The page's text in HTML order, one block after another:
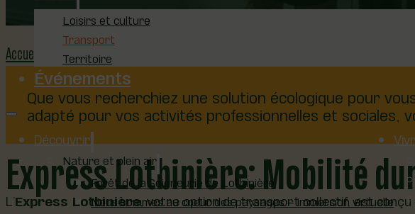
Loisirs et culture
Transport
Territoire
Événements
Découvrir
Nature et plein air
Forêt de la Seigneurie de Lotbinière
Nous sommes au coeur des paysages – immersion virtuelle
Accueil Transport
Que vous recherchiez une solution écologique pour
adapté pour vos activités professionnelles et sociales,
Express Lotbinière: Mobilité
L’Express Lotbinière, votre option de transport collectif, est conçu